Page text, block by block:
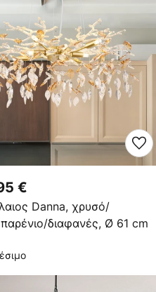
Danna, χρυσό/
διαφανές, Ø 61 cm
€